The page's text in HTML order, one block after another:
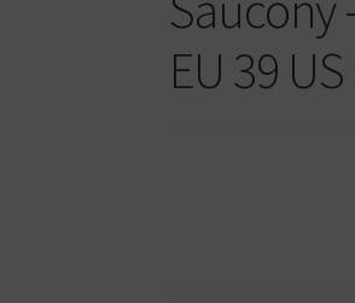
EU 39